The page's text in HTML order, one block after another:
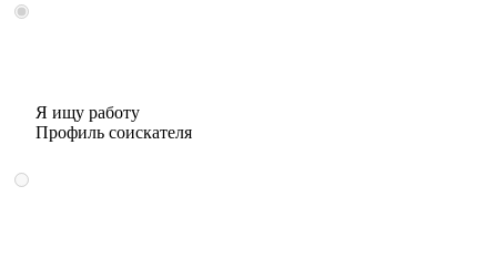
Я ищу работу
Профиль соискателя